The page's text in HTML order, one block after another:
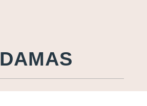
DAMAS